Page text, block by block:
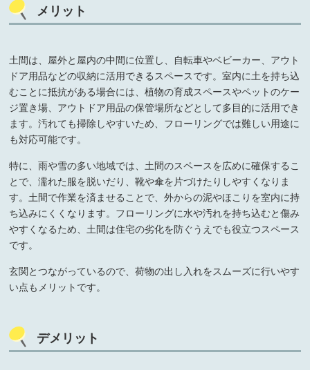
メリット
土間は、屋外と屋内の中間に位置し、自転車やベビーカー、アウト
ドア用品などの収納に活用できるスペースです。室内に土を持ち込
むことに抵抗がある場合には、植物の育成スペースやペットのケー
ジ置き場、アウトドア用品の保管場所などとして多目的に活用でき
ます。汚れても掃除しやすいため、フローリングでは難しい用途に
も対応可能です。
特に、雨や雪の多い地域では、土間のスペースを広めに確保するこ
とで、濡れた服を脱いだり、靴や傘を片づけたりしやすくなりま
す。土間で作業を済ませることで、外からの泥やほこりを室内に持
ち込みにくくなります。フローリングに水や汚れを持ち込むと傷み
やすくなるため、土間は住宅の劣化を防ぐうえでも役立つスペース
です。
玄関とつながっているので、荷物の出し入れをスムーズに行いやす
い点もメリットです。
デメリット